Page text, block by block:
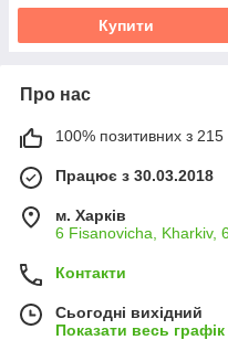
Купити
Про нас
100% позитивних з 215
Працює з 30.03.2018
м. Харків
6 Fisanovicha, Kharkiv,
Контакти
Сьогодні вихідний
Показати весь